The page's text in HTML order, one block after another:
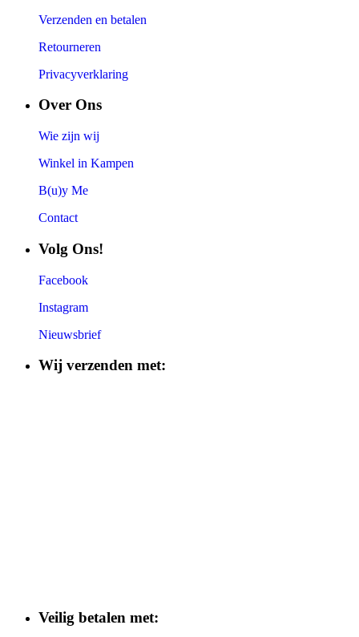
Verzenden en betalen
Retourneren
Privacyverklaring
Over Ons
Wie zijn wij
Winkel in Kampen
B(u)y Me
Contact
Volg Ons!
Facebook
Instagram
Nieuwsbrief
Wij verzenden met:
Veilig betalen met: